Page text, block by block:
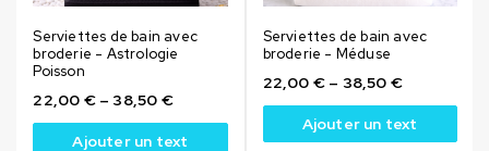
Serviettes de bain avec
broderie - Astrologie
Poisson
22,00 €– 38,50 €
Ajouter un text
Serviettes de bain avec
broderie - Méduse
22,00 €– 38,50 €
Ajouter un text